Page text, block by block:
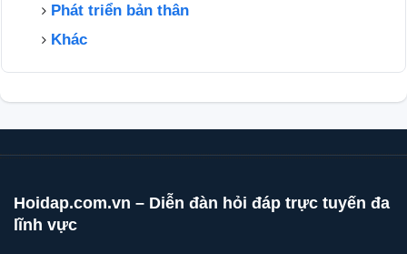
Phát triển bản thân
Khác
Hoidap.com.vn – Diễn đàn hỏi đáp trực tuyến đa
lĩnh vực